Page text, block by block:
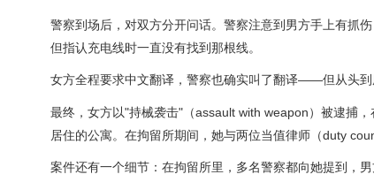
警察到场后，对双方分开问话。警察注意到男方手上有抓
但指认充电线时一直没有找到那根线。
女方全程要求中文翻译，警察也确实叫了翻译——但从头到
最终，女方以"持械袭击"（assault with weapon）被逮捕
居住的公寓。在拘留所期间，她与两位当值律师（duty
案件还有一个细节：在拘留所里，多名警察都向她提到，